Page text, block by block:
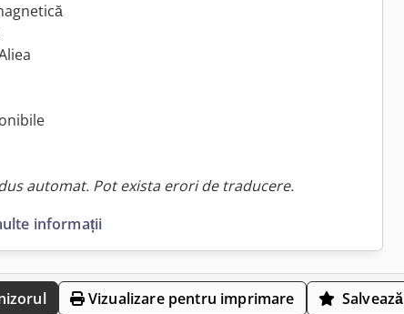
automat. Pot exista erori de traducere.
informații
Vizualizare pentru imprimare Salvează